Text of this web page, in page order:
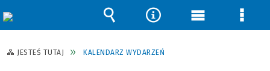
JESTEŚ TUTAJ KALENDARZ WYDARZEŃ
Wyszukiwarka
Narzędzia
Menu Menu